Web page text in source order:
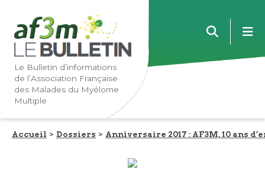
Lien
vers
navigation
principale
Lien
vers
contenu
principal
Le Bulletin d’informations
de l’Association Française
des Malades du Myélome
Multiple
Accueil Dossiers Anniversaire 2017 : AF3M, 10 ans